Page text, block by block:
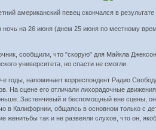
американский певец скончался в
на 26 июня (днем 25 июня по местному
сообщили, что "скорую" для Майкла
университета, но спасти не смогли.
годы, напоминает корреспондент Радио
На сцене его отличали лихорадочные
Застенчивый и беспомощный вне сцены,
в Калифорнии, общаясь в основном только с
женитьбы так и не развеяли слухов, что он,